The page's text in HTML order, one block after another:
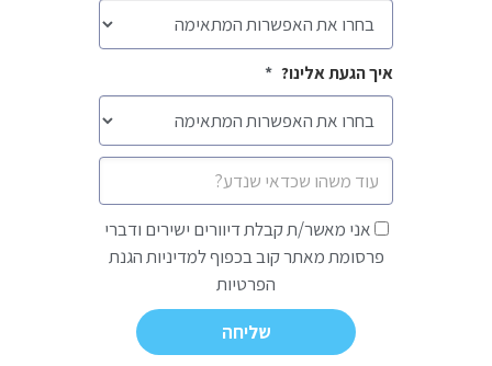
איך הגעת אלינו? *
אני
מאשר/ת
ישירים
אני מאשר/ת קבלת דיוורים ישירים ודברי
פרסומת מאתר קוב בכפוף למדיניות הגנת
הפרטיות